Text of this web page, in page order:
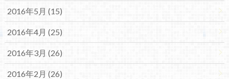
2016年5月 (15)
2016年4月 (25)
2016年3月 (26)
2016年2月 (26)